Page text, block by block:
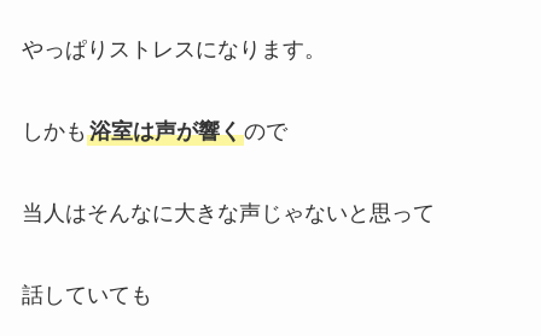
やっぱりストレスになります。
しかも 浴室は声が響くので
当人はそんなに大きな声じゃないと思って
話していても